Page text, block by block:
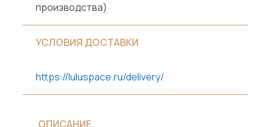
производства)
УСЛОВИЯ ДОСТАВКИ
https://luluspace.ru/delivery/
ОПИСАНИЕ